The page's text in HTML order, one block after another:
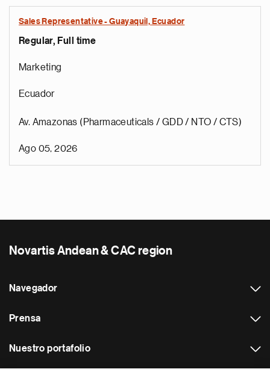
Sales Representative - Guayaquil, Ecuador
Regular, Full time
Marketing
Ecuador
Av. Amazonas (Pharmaceuticals / GDD / NTO / CTS)
Ago 05, 2026
Novartis Andean & CAC region
Navegador
Prensa
Nuestro portafolio